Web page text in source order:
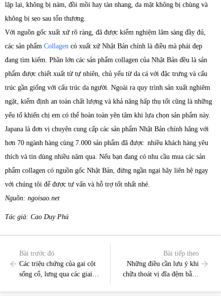
lặp lại, không bị nám, đồi mồi hay tàn nhang, da mặt không bị chùng và
không bị sẹo sau tổn thương.
Với nguồn gốc xuất xứ rõ ràng, đã được kiểm nghiệm lâm sàng đầy đủ,
các sản phẩm Collagen có xuất xứ Nhật Bản chính là điều mà phái đẹp
đang tìm kiếm. Phần lớn các sản phẩm collagen của Nhật Bản đều là sản
phẩm được chiết xuất từ tự nhiên, chủ yếu từ da cá với đặc trưng và cấu
trúc gần giống với cấu trúc da người. Ngoài ra quy trình sản xuất nghiêm
ngặt, kiểm định an toàn chất lượng và khả năng hấp thụ tốt cũng là những
yếu tố khiến chị em có thể hoàn toàn yên tâm khi lựa chọn sản phẩm này.
Japana là đơn vị chuyên cung cấp các sản phẩm Nhật Bản chính hãng với
hơn 70 ngành hàng cùng 7.000 sản phẩm đã được nhiều khách hàng yêu
thích và tin dùng nhiều năm qua. Nếu bạn đang có nhu cầu mua các sản
phẩm collagen có nguồn gốc Nhật Bản, đừng ngần ngại hãy liên hệ ngay
với chúng tôi để được tư vấn và hỗ trợ tốt nhất nhé.
Nguồn: ngoisao.net
Tác giả: Cao Duy Phú
Bài trước đó
Các triệu chứng của gai cột
sống cổ, lưng qua các giai
Bài tiếp theo
Những điều cần lưu ý khi
chữa thoát vị đĩa đệm bằng